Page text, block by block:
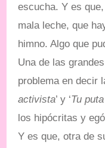
escucha. Y es
mala leche, que
himno. Algo que
Una de las
problema en decir
activista’ y ‘Tu
los hipócritas y
Y es que, otra de